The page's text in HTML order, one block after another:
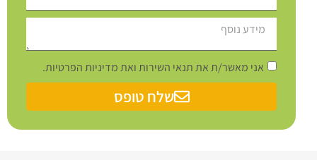
אני מאשר/ת את תנאי השירות ואת מדיניות הפרטיות.
שלח טופס